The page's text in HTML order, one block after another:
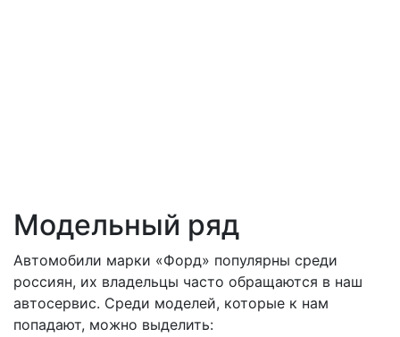
Модельный ряд
Автомобили марки «Форд» популярны среди
россиян, их владельцы часто обращаются в наш
автосервис. Среди моделей, которые к нам
попадают, можно выделить: